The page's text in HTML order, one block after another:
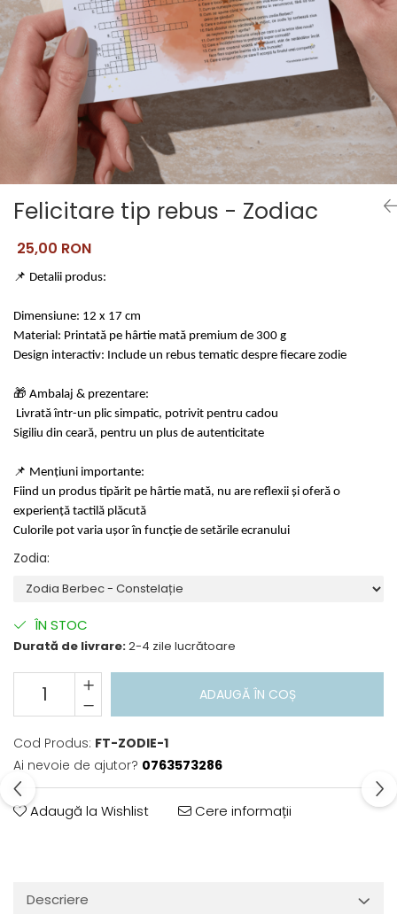
Pictate
Felicitare tip rebus - Zodiac
25,00 RON
📌 Detalii produs:
Dimensiune: 12 x 17 cm
Material: Printată pe hârtie mată premium de 300 g
Design interactiv: Include un rebus tematic despre fiecare zodie
🎁 Ambalaj & prezentare:
Livrată într-un plic simpatic, potrivit pentru cadou
Sigiliu din ceară, pentru un plus de autenticitate
📌 Mențiuni importante:
Fiind un produs tipărit pe hârtie mată, nu are reflexii și oferă o
experiență tactilă plăcută
Culorile pot varia ușor în funcție de setările ecranului
Zodia:
ÎN STOC
Durată de livrare:2-4 zile lucrătoare
ADAUGĂ ÎN COȘ
Cod Produs: FT-ZODIE-1
Ai nevoie de ajutor? 0763573286
Adaugă la Wishlist Cere informații
Descriere